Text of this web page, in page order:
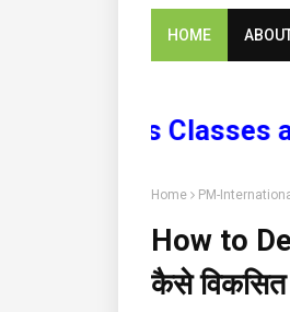
HOME
Classes and
Home PM-
How to
कैसे